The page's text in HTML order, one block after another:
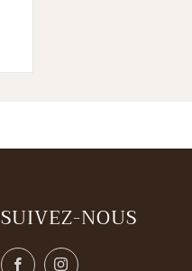
SUIVEZ-NOUS
FacebookInstagram